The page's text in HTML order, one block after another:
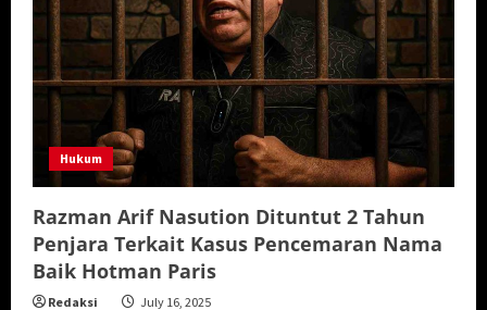
Hukum
Razman Arif Nasution Dituntut 2 Tahun
Penjara Terkait Kasus Pencemaran Nama
Baik Hotman Paris
Redaksi July 16, 2025